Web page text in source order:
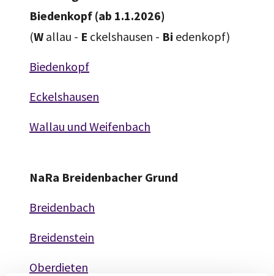
Biedenkopf (ab 1.1.2026)
(W allau - E ckelshausen - Bi edenkopf)
Biedenkopf
Eckelshausen
Wallau und Weifenbach
NaRa Breidenbacher Grund
Breidenbach
Breidenstein
Oberdieten